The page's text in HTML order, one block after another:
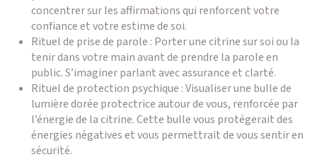
concentrer sur les affirmations qui renforcent votre
confiance et votre estime de soi.
Rituel de prise de parole : Porter une citrine sur soi ou la
tenir dans votre main avant de prendre la parole en
public. S’imaginer parlant avec assurance et clarté.
Rituel de protection psychique : Visualiser une bulle de
lumière dorée protectrice autour de vous, renforcée par
l’énergie de la citrine. Cette bulle vous protégerait des
énergies négatives et vous permettrait de vous sentir en
sécurité.